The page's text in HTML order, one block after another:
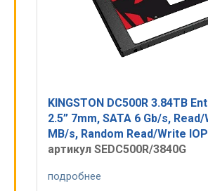
KINGSTON DC500R 3.84TB
2.5” 7mm, SATA 6 Gb/s,
MB/s, Random Read/Write
артикул SEDC500R/3840G
подробнее